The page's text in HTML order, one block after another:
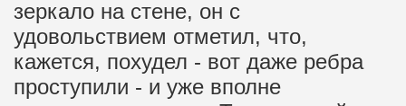
зеркало на стене, он с
удовольствием отметил, что,
кажется, похудел - вот даже ребра
проступили - и уже вполне